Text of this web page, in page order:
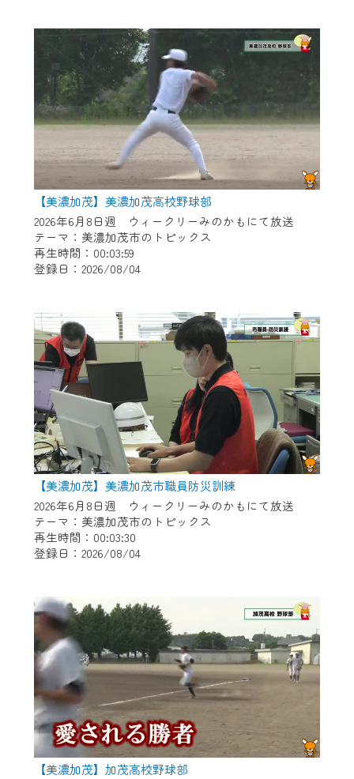
【美濃加茂】美濃加茂高校野球部
2026年6月8日週 ウィークリーみのかもにて放送
テーマ：美濃加茂市のトピックス
再生時間：00:03:59
登録日：2026/08/04
【美濃加茂】美濃加茂市職員防災訓練
2026年6月8日週 ウィークリーみのかもにて放送
テーマ：美濃加茂市のトピックス
再生時間：00:03:30
登録日：2026/08/04
【美濃加茂】加茂高校野球部
作業の間は、CCNetWebTVの画面が「メン
テナンス中」になり、ご利用いただけませ
ん。
ご不便をおかけいたしますが、ご了承の程
よろしくお願いいたします。